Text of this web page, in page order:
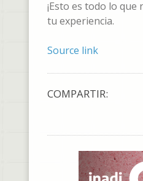
¡Esto es todo lo
tu experiencia.
Source link
COMPARTIR: